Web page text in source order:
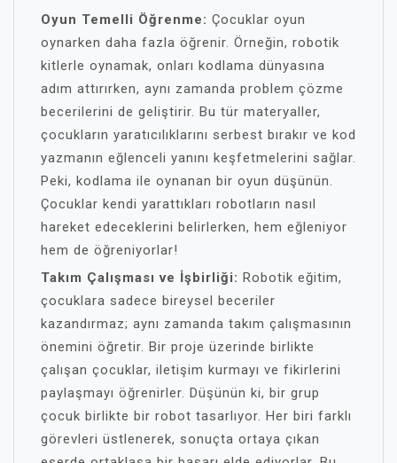
Oyun Temelli Öğrenme: Çocuklar oyun
oynarken daha fazla öğrenir. Örneğin, robotik
kitlerle oynamak, onları kodlama dünyasına
adım attırırken, aynı zamanda problem çözme
becerilerini de geliştirir. Bu tür materyaller,
çocukların yaratıcılıklarını serbest bırakır ve kod
yazmanın eğlenceli yanını keşfetmelerini sağlar.
Peki, kodlama ile oynanan bir oyun düşünün.
Çocuklar kendi yarattıkları robotların nasıl
hareket edeceklerini belirlerken, hem eğleniyor
hem de öğreniyorlar!
Takım Çalışması ve İşbirliği: Robotik eğitim,
çocuklara sadece bireysel beceriler
kazandırmaz; aynı zamanda takım çalışmasının
önemini öğretir. Bir proje üzerinde birlikte
çalışan çocuklar, iletişim kurmayı ve fikirlerini
paylaşmayı öğrenirler. Düşünün ki, bir grup
çocuk birlikte bir robot tasarlıyor. Her biri farklı
görevleri üstlenerek, sonuçta ortaya çıkan